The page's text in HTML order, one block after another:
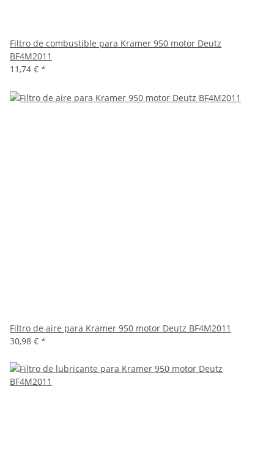
Filtro de combustible para Kramer 950 motor Deutz
BF4M2011
11,74 € *
Filtro de aire para Kramer 950 motor Deutz BF4M2011
30,98 € *